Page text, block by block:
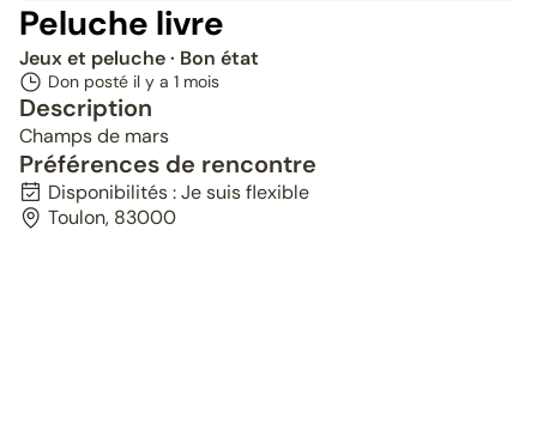
Peluche livre
Jeux et peluche· Bon état
Don posté il y a 1 mois
Description
Champs de mars
Préférences de rencontre
Disponibilités : Je suis flexible
Toulon, 83000